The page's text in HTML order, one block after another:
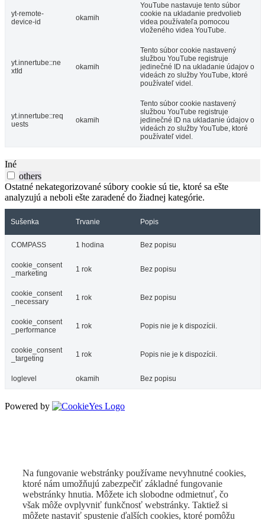
Na fungovanie webstránky používame nevyhnutné cookies,
ktoré nám umožňujú zabezpečiť základné fungovanie
webstránky hnutia. Môžete ich slobodne odmietnuť, čo
však môže ovplyvniť funkčnosť webstránky. Taktiež si
môžete nastaviť spustenie ďalších cookies, ktoré pomôžu
yt-remote-
device-id
okamih
YouTube nastavuje tento súbor
cookie na ukladanie predvolieb
videa používateľa pomocou
vloženého videa YouTube.
yt.innertube::ne
xtId
okamih
Tento súbor cookie nastavený
službou YouTube registruje
jedinečné ID na ukladanie údajov o
videách zo služby YouTube, ktoré
používateľ videl.
yt.innertube::req
uests
okamih
Tento súbor cookie nastavený
službou YouTube registruje
jedinečné ID na ukladanie údajov o
videách zo služby YouTube, ktoré
používateľ videl.
Iné
others
Ostatné nekategorizované súbory cookie sú tie, ktoré sa ešte
analyzujú a neboli ešte zaradené do žiadnej kategórie.
Sušenka Trvanie Popis
COMPASS 1 hodina Bez popisu
cookie_consent
_marketing
1 rok Bez popisu
cookie_consent
_necessary
1 rok Bez popisu
cookie_consent
_performance
1 rok Popis nie je k dispozícii.
cookie_consent
_targeting
1 rok Popis nie je k dispozícii.
loglevel okamih Bez popisu
Powered by